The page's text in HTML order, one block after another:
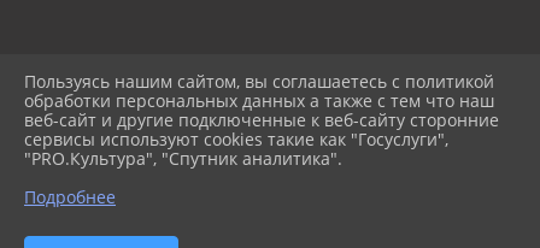
2026 г. uodinskoi.ru
Вход
Карта сайта
Политика обработки персональных
данных
Сделано на KubCMS
Пользуясь нашим сайтом, вы соглашаетесь с политикой
обработки персональных данных а также с тем что наш
веб-сайт и другие подключенные к веб-сайту сторонние
сервисы используют cookies такие как "Госуслуги",
"PRO.Культура", "Спутник аналитика".
Подробнее